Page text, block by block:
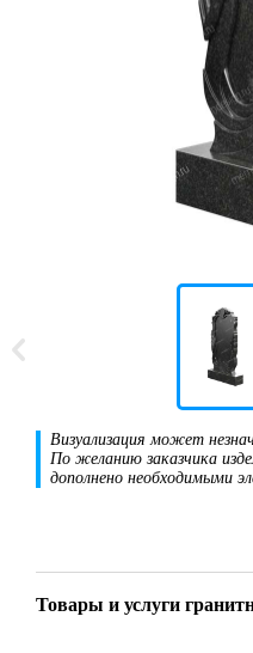
Визуализация может
По желанию заказчика
дополнено необходимыми
Товары и услуги